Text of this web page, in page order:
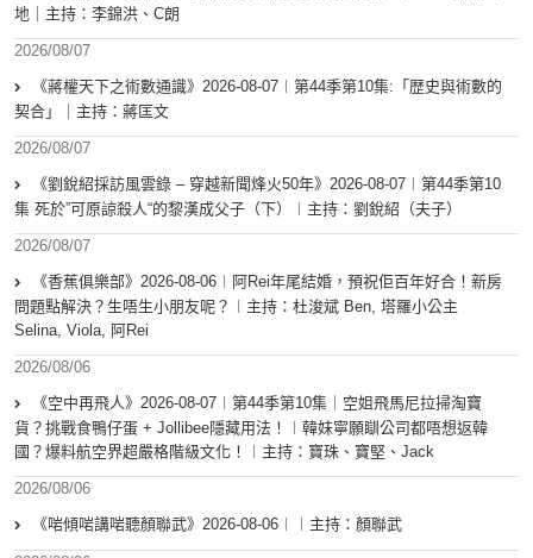
地｜主持：李錦洪、C朗
2026/08/07
《蔣權天下之術數通識》2026-08-07︱第44季第10集:「歴史與術數的
契合」｜主持：蔣匡文
2026/08/07
《劉銳紹採訪風雲錄 – 穿越新聞烽火50年》2026-08-07︱第44季第10
集 死於”可原諒殺人“的黎漢成父子（下）︱主持：劉銳紹（夫子）
2026/08/07
《香蕉俱樂部》2026-08-06︱阿Rei年尾結婚，預祝佢百年好合！新房
問題點解決？生唔生小朋友呢？︱主持：杜浚斌 Ben, 塔羅小公主
Selina, Viola, 阿Rei
2026/08/06
《空中再飛人》2026-08-07︱第44季第10集｜空姐飛馬尼拉掃淘寶
貨？挑戰食鴨仔蛋 + Jollibee隱藏用法！︱韓妹寧願瞓公司都唔想返韓
國？爆料航空界超嚴格階級文化！︱主持：寶珠、寶堅、Jack
2026/08/06
《啱傾啱講啱聽顏聯武》2026-08-06︱︱主持：顏聯武